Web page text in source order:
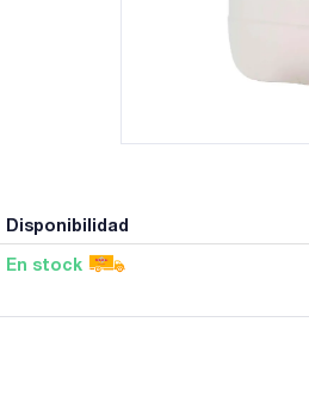
Disponibilidad
En stock